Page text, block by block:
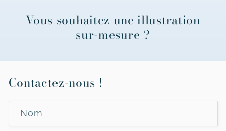
Vous souhaitez une illustration
sur-mesure ?
Contactez-nous !
Nom